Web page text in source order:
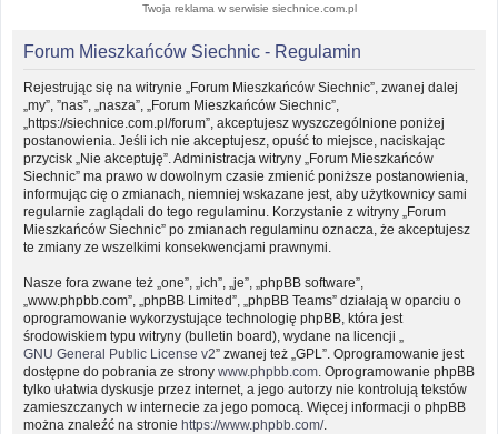
Twoja reklama w serwisie siechnice.com.pl
Forum Mieszkańców Siechnic - Regulamin
Rejestrując się na witrynie „Forum Mieszkańców Siechnic”, zwanej dalej
„my”, ”nas”, „nasza”, „Forum Mieszkańców Siechnic”,
„https://siechnice.com.pl/forum”, akceptujesz wyszczególnione poniżej
postanowienia. Jeśli ich nie akceptujesz, opuść to miejsce, naciskając
przycisk „Nie akceptuję”. Administracja witryny „Forum Mieszkańców
Siechnic” ma prawo w dowolnym czasie zmienić poniższe postanowienia,
informując cię o zmianach, niemniej wskazane jest, aby użytkownicy sami
regularnie zaglądali do tego regulaminu. Korzystanie z witryny „Forum
Mieszkańców Siechnic” po zmianach regulaminu oznacza, że akceptujesz
te zmiany ze wszelkimi konsekwencjami prawnymi.
Nasze fora zwane też „one”, „ich”, „je”, „phpBB software”,
„www.phpbb.com”, „phpBB Limited”, „phpBB Teams” działają w oparciu o
oprogramowanie wykorzystujące technologię phpBB, która jest
środowiskiem typu witryny (bulletin board), wydane na licencji „
GNU General Public License v2” zwanej też „GPL”. Oprogramowanie jest
dostępne do pobrania ze strony www.phpbb.com . Oprogramowanie phpBB
tylko ułatwia dyskusje przez internet, a jego autorzy nie kontrolują tekstów
zamieszczanych w internecie za jego pomocą. Więcej informacji o phpBB
można znaleźć na stronie https://www.phpbb.com/.